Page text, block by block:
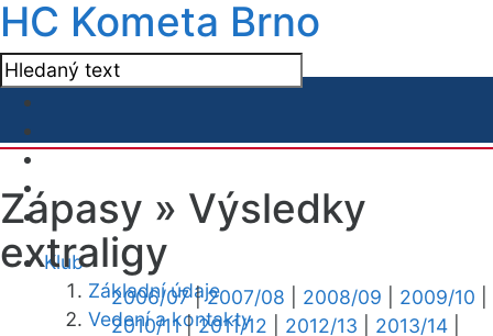
HC Kometa Brno
Klub
Základní údaje
Vedení a kontakty
Zápasy » Výsledky
extraligy
2006/07|2007/08 2008/09 2009/10
2010/11|2011/12 2012/13 2013/14